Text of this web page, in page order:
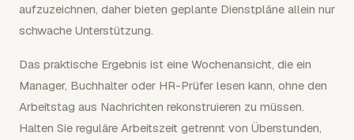
aufzuzeichnen, daher bieten geplante Dienstpläne allein nur
schwache Unterstützung.
Das praktische Ergebnis ist eine Wochenansicht, die ein
Manager, Buchhalter oder HR-Prüfer lesen kann, ohne den
Arbeitstag aus Nachrichten rekonstruieren zu müssen.
Halten Sie reguläre Arbeitszeit getrennt von Überstunden,